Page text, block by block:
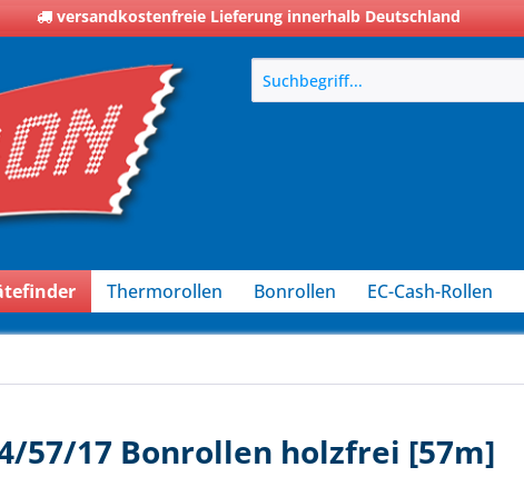
versandkostenfreie Lieferung innerhalb Deutschland
Thermorollen Bonrollen EC-Cash-Rollen
57/17 Bonrollen holzfrei [57m]